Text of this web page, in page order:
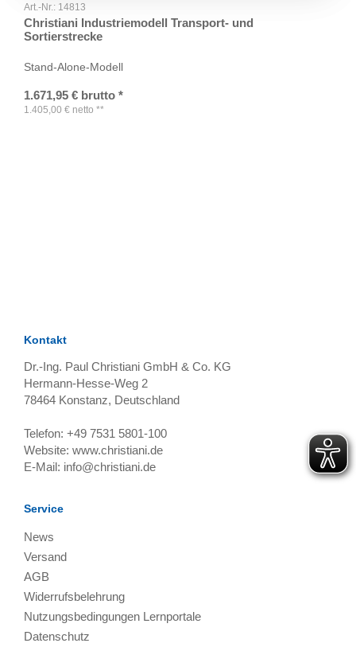
Art.-Nr.: 14813
Christiani Industriemodell Transport- und
Sortierstrecke
Stand-Alone-Modell
1.671,95 € brutto *
1.405,00 € netto **
Kontakt
Dr.-Ing. Paul Christiani GmbH & Co. KG
Hermann-Hesse-Weg 2
78464 Konstanz, Deutschland
Telefon: +49 7531 5801-100
Website: www.christiani.de
E-Mail: info@christiani.de
Service
News
Versand
AGB
Widerrufsbelehrung
Nutzungsbedingungen Lernportale
Datenschutz